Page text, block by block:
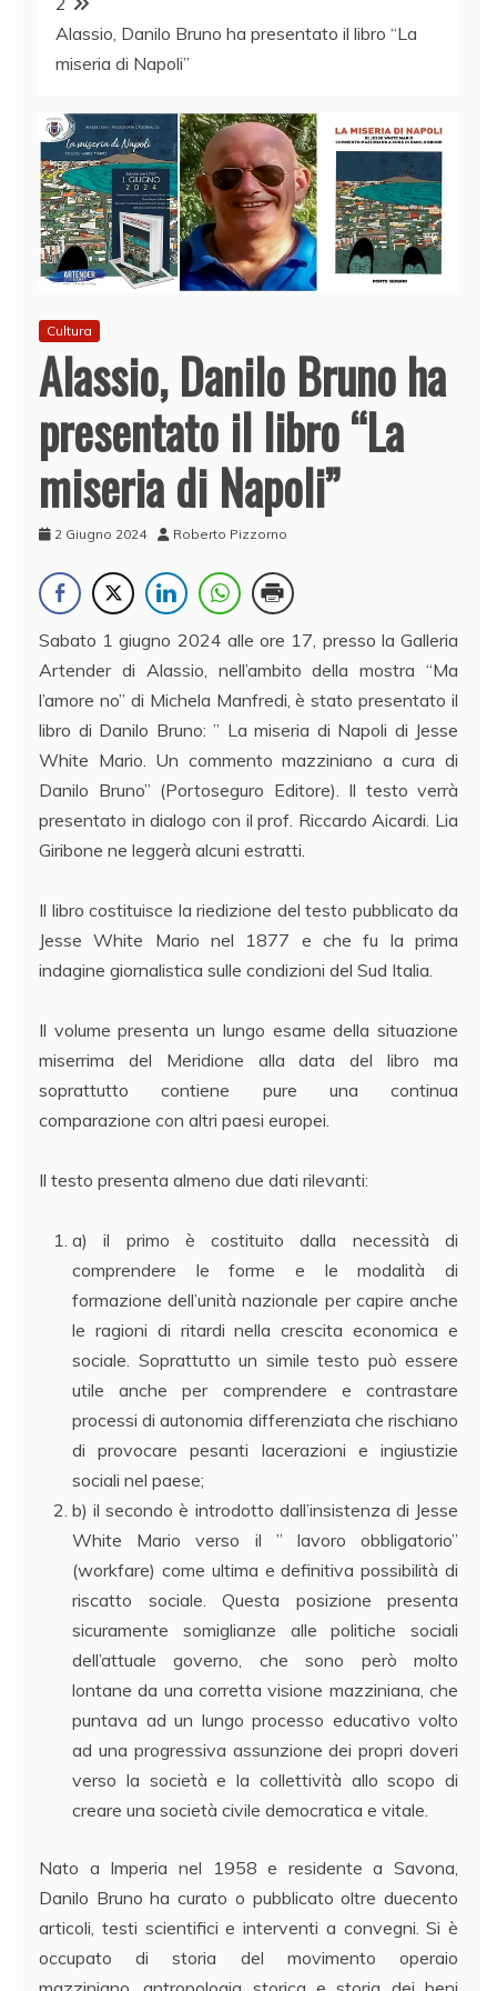
Alassio, Danilo Bruno ha presentato il libro “La
miseria di Napoli”
Cultura
Alassio, Danilo Bruno ha
presentato il libro “La
miseria di Napoli”
2 Giugno 2024 Roberto Pizzorno
Sabato 1 giugno 2024 alle ore 17, presso la Galleria
Artender di Alassio, nell’ambito della mostra “Ma
l’amore no” di Michela Manfredi, è stato presentato il
libro di Danilo Bruno: ” La miseria di Napoli di Jesse
White Mario. Un commento mazziniano a cura di
Danilo Bruno” (Portoseguro Editore). Il testo verrà
presentato in dialogo con il prof. Riccardo Aicardi. Lia
Giribone ne leggerà alcuni estratti.
Il libro costituisce la riedizione del testo pubblicato da
Jesse White Mario nel 1877 e che fu la prima
indagine giornalistica sulle condizioni del Sud Italia.
Il volume presenta un lungo esame della situazione
miserrima del Meridione alla data del libro ma
soprattutto contiene pure una continua
comparazione con altri paesi europei.
Il testo presenta almeno due dati rilevanti:
a) il primo è costituito dalla necessità di
comprendere le forme e le modalità di
formazione dell’unità nazionale per capire anche
le ragioni di ritardi nella crescita economica e
sociale. Soprattutto un simile testo può essere
utile anche per comprendere e contrastare
processi di autonomia differenziata che rischiano
di provocare pesanti lacerazioni e ingiustizie
sociali nel paese;
b) il secondo è introdotto dall’insistenza di Jesse
White Mario verso il ” lavoro obbligatorio”
(workfare) come ultima e definitiva possibilità di
riscatto sociale. Questa posizione presenta
sicuramente somiglianze alle politiche sociali
dell’attuale governo, che sono però molto
lontane da una corretta visione mazziniana, che
puntava ad un lungo processo educativo volto
ad una progressiva assunzione dei propri doveri
verso la società e la collettività allo scopo di
creare una società civile democratica e vitale.
Nato a Imperia nel 1958 e residente a Savona,
Danilo Bruno ha curato o pubblicato oltre duecento
articoli, testi scientifici e interventi a convegni. Si è
occupato di storia del movimento operaio